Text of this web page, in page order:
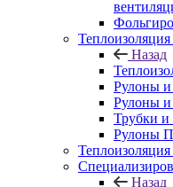
Назад
Рулоны
Рулоны
Трубки
Рулоны
Назад